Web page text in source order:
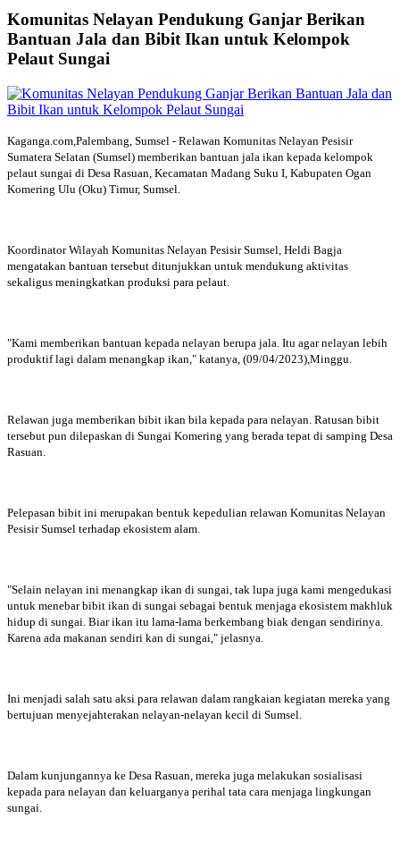
Komunitas Nelayan Pendukung Ganjar Berikan
Bantuan Jala dan Bibit Ikan untuk Kelompok
Pelaut Sungai
Kaganga.com,Palembang, Sumsel - Relawan Komunitas Nelayan Pesisir
Sumatera Selatan (Sumsel) memberikan bantuan jala ikan kepada kelompok
pelaut sungai di Desa Rasuan, Kecamatan Madang Suku I, Kabupaten Ogan
Komering Ulu (Oku) Timur, Sumsel.
Koordinator Wilayah Komunitas Nelayan Pesisir Sumsel, Heldi Bagja
mengatakan bantuan tersebut ditunjukkan untuk mendukung aktivitas
sekaligus meningkatkan produksi para pelaut.
"Kami memberikan bantuan kepada nelayan berupa jala. Itu agar nelayan lebih
produktif lagi dalam menangkap ikan," katanya, (09/04/2023),Minggu.
Relawan juga memberikan bibit ikan bila kepada para nelayan. Ratusan bibit
tersebut pun dilepaskan di Sungai Komering yang berada tepat di samping Desa
Rasuan.
Pelepasan bibit ini merupakan bentuk kepedulian relawan Komunitas Nelayan
Pesisir Sumsel terhadap ekosistem alam.
"Selain nelayan ini menangkap ikan di sungai, tak lupa juga kami mengedukasi
untuk menebar bibit ikan di sungai sebagai bentuk menjaga ekosistem makhluk
hidup di sungai. Biar ikan itu lama-lama berkembang biak dengan sendirinya.
Karena ada makanan sendiri kan di sungai," jelasnya.
Ini menjadi salah satu aksi para relawan dalam rangkaian kegiatan mereka yang
bertujuan menyejahterakan nelayan-nelayan kecil di Sumsel.
Dalam kunjungannya ke Desa Rasuan, mereka juga melakukan sosialisasi
kepada para nelayan dan keluarganya perihal tata cara menjaga lingkungan
sungai.